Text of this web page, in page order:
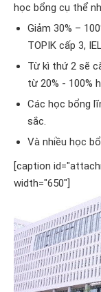
học bổng cụ thể
Giảm 30% –
TOPIK cấp 3,
Từ kì thứ 2 sẽ
từ 20% - 100%
Các học bổng
sắc.
Và nhiều học
[caption
width="650"]